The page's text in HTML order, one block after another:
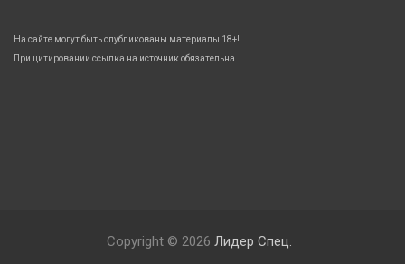
На сайте могут быть опубликованы материалы 18+!
При цитировании ссылка на источник обязательна.
Copyright © 2026 Лидер Спец.